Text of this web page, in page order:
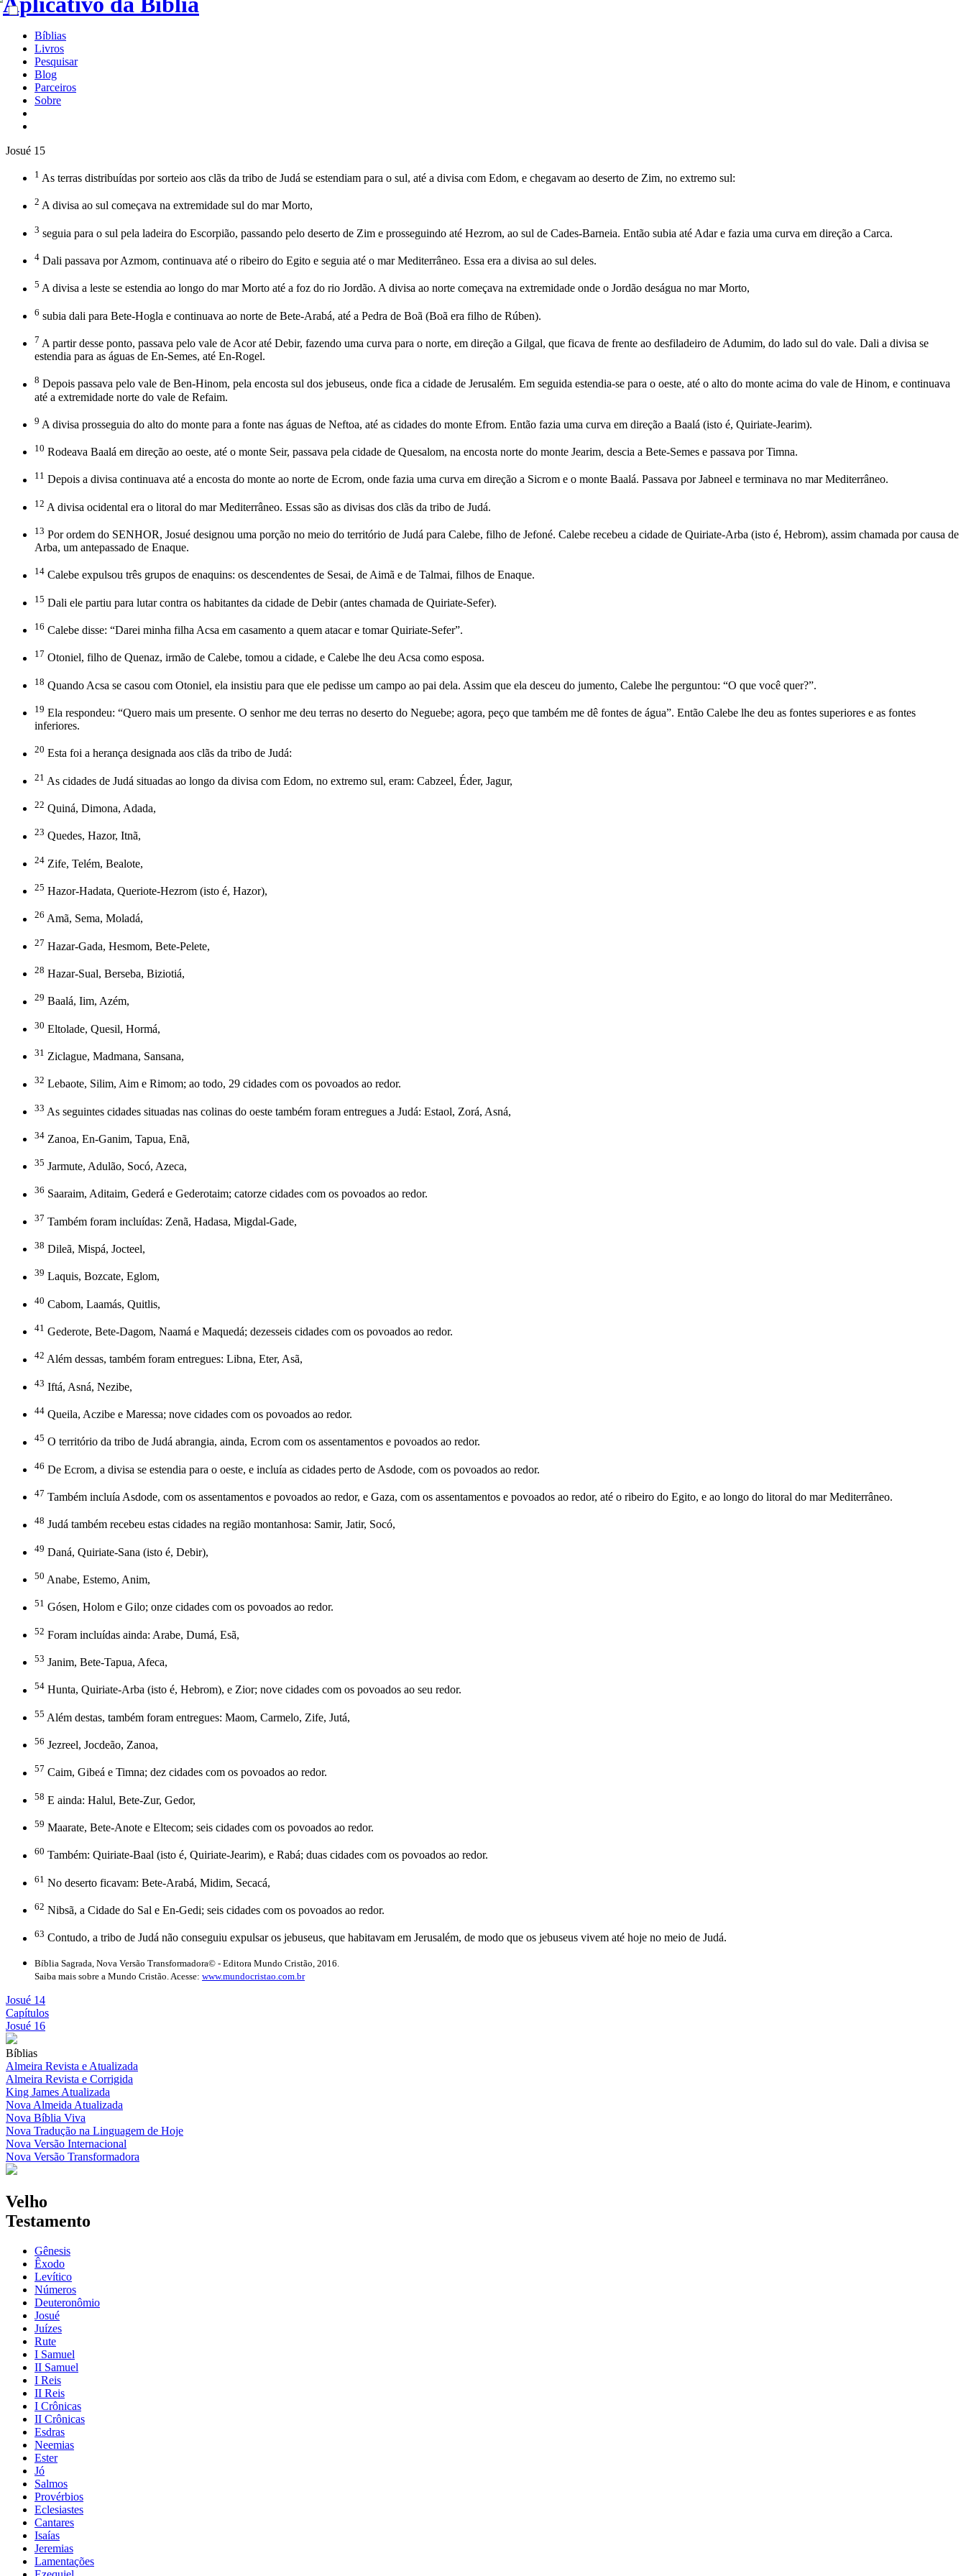
Bíblias
Livros
Pesquisar
Blog
Parceiros
Sobre
Josué 15
1 As terras distribuídas por sorteio aos clãs da tribo de Judá se estendiam para o sul, até a divisa com Edom, e chegavam ao deserto de Zim, no extremo sul:
2 A divisa ao sul começava na extremidade sul do mar Morto,
3 seguia para o sul pela ladeira do Escorpião, passando pelo deserto de Zim e prosseguindo até Hezrom, ao sul de Cades-Barneia. Então subia até Adar e fazia uma curva em direção a Carca.
4 Dali passava por Azmom, continuava até o ribeiro do Egito e seguia até o mar Mediterrâneo. Essa era a divisa ao sul deles.
5 A divisa a leste se estendia ao longo do mar Morto até a foz do rio Jordão. A divisa ao norte começava na extremidade onde o Jordão deságua no mar Morto,
6 subia dali para Bete-Hogla e continuava ao norte de Bete-Arabá, até a Pedra de Boã (Boã era filho de Rúben).
7 A partir desse ponto, passava pelo vale de Acor até Debir, fazendo uma curva para o norte, em direção a Gilgal, que ficava de frente ao desfiladeiro de Adumim, do lado sul do vale. Dali a divisa se
estendia para as águas de En-Semes, até En-Rogel.
8 Depois passava pelo vale de Ben-Hinom, pela encosta sul dos jebuseus, onde fica a cidade de Jerusalém. Em seguida estendia-se para o oeste, até o alto do monte acima do vale de Hinom, e continuava
até a extremidade norte do vale de Refaim.
9 A divisa prosseguia do alto do monte para a fonte nas águas de Neftoa, até as cidades do monte Efrom. Então fazia uma curva em direção a Baalá (isto é, Quiriate-Jearim).
10 Rodeava Baalá em direção ao oeste, até o monte Seir, passava pela cidade de Quesalom, na encosta norte do monte Jearim, descia a Bete-Semes e passava por Timna.
11 Depois a divisa continuava até a encosta do monte ao norte de Ecrom, onde fazia uma curva em direção a Sicrom e o monte Baalá. Passava por Jabneel e terminava no mar Mediterrâneo.
12 A divisa ocidental era o litoral do mar Mediterrâneo. Essas são as divisas dos clãs da tribo de Judá.
13 Por ordem do SENHOR, Josué designou uma porção no meio do território de Judá para Calebe, filho de Jefoné. Calebe recebeu a cidade de Quiriate-Arba (isto é, Hebrom), assim chamada por causa de
Arba, um antepassado de Enaque.
14 Calebe expulsou três grupos de enaquins: os descendentes de Sesai, de Aimã e de Talmai, filhos de Enaque.
15 Dali ele partiu para lutar contra os habitantes da cidade de Debir (antes chamada de Quiriate-Sefer).
16 Calebe disse: “Darei minha filha Acsa em casamento a quem atacar e tomar Quiriate-Sefer”.
17 Otoniel, filho de Quenaz, irmão de Calebe, tomou a cidade, e Calebe lhe deu Acsa como esposa.
18 Quando Acsa se casou com Otoniel, ela insistiu para que ele pedisse um campo ao pai dela. Assim que ela desceu do jumento, Calebe lhe perguntou: “O que você quer?”.
19 Ela respondeu: “Quero mais um presente. O senhor me deu terras no deserto do Neguebe; agora, peço que também me dê fontes de água”. Então Calebe lhe deu as fontes superiores e as fontes
inferiores.
20 Esta foi a herança designada aos clãs da tribo de Judá:
21 As cidades de Judá situadas ao longo da divisa com Edom, no extremo sul, eram: Cabzeel, Éder, Jagur,
22 Quiná, Dimona, Adada,
23 Quedes, Hazor, Itnã,
24 Zife, Telém, Bealote,
25 Hazor-Hadata, Queriote-Hezrom (isto é, Hazor),
26 Amã, Sema, Moladá,
27 Hazar-Gada, Hesmom, Bete-Pelete,
28 Hazar-Sual, Berseba, Biziotiá,
29 Baalá, Iim, Azém,
30 Eltolade, Quesil, Hormá,
31 Ziclague, Madmana, Sansana,
32 Lebaote, Silim, Aim e Rimom; ao todo, 29 cidades com os povoados ao redor.
33 As seguintes cidades situadas nas colinas do oeste também foram entregues a Judá: Estaol, Zorá, Asná,
34 Zanoa, En-Ganim, Tapua, Enã,
35 Jarmute, Adulão, Socó, Azeca,
36 Saaraim, Aditaim, Gederá e Gederotaim; catorze cidades com os povoados ao redor.
37 Também foram incluídas: Zenã, Hadasa, Migdal-Gade,
38 Dileã, Mispá, Jocteel,
39 Laquis, Bozcate, Eglom,
40 Cabom, Laamás, Quitlis,
41 Gederote, Bete-Dagom, Naamá e Maquedá; dezesseis cidades com os povoados ao redor.
42 Além dessas, também foram entregues: Libna, Eter, Asã,
43 Iftá, Asná, Nezibe,
44 Queila, Aczibe e Maressa; nove cidades com os povoados ao redor.
45 O território da tribo de Judá abrangia, ainda, Ecrom com os assentamentos e povoados ao redor.
46 De Ecrom, a divisa se estendia para o oeste, e incluía as cidades perto de Asdode, com os povoados ao redor.
47 Também incluía Asdode, com os assentamentos e povoados ao redor, e Gaza, com os assentamentos e povoados ao redor, até o ribeiro do Egito, e ao longo do litoral do mar Mediterrâneo.
48 Judá também recebeu estas cidades na região montanhosa: Samir, Jatir, Socó,
49 Daná, Quiriate-Sana (isto é, Debir),
50 Anabe, Estemo, Anim,
51 Gósen, Holom e Gilo; onze cidades com os povoados ao redor.
52 Foram incluídas ainda: Arabe, Dumá, Esã,
53 Janim, Bete-Tapua, Afeca,
54 Hunta, Quiriate-Arba (isto é, Hebrom), e Zior; nove cidades com os povoados ao seu redor.
55 Além destas, também foram entregues: Maom, Carmelo, Zife, Jutá,
56 Jezreel, Jocdeão, Zanoa,
57 Caim, Gibeá e Timna; dez cidades com os povoados ao redor.
58 E ainda: Halul, Bete-Zur, Gedor,
59 Maarate, Bete-Anote e Eltecom; seis cidades com os povoados ao redor.
60 Também: Quiriate-Baal (isto é, Quiriate-Jearim), e Rabá; duas cidades com os povoados ao redor.
61 No deserto ficavam: Bete-Arabá, Midim, Secacá,
62 Nibsã, a Cidade do Sal e En-Gedi; seis cidades com os povoados ao redor.
63 Contudo, a tribo de Judá não conseguiu expulsar os jebuseus, que habitavam em Jerusalém, de modo que os jebuseus vivem até hoje no meio de Judá.
Bíblia Sagrada, Nova Versão Transformadora© - Editora Mundo Cristão, 2016.
Saiba mais sobre a Mundo Cristão. Acesse: www.mundocristao.com.br
Josué 14
Capítulos
Josué 16
Bíblias
Almeira Revista e Atualizada
Almeira Revista e Corrigida
King James Atualizada
Nova Almeida Atualizada
Nova Bíblia Viva
Nova Tradução na Linguagem de Hoje
Nova Versão Internacional
Nova Versão Transformadora
Velho
Testamento
Gênesis
Êxodo
Levítico
Números
Deuteronômio
Josué
Juízes
Rute
I Samuel
II Samuel
I Reis
II Reis
I Crônicas
II Crônicas
Esdras
Neemias
Ester
Jó
Salmos
Provérbios
Eclesiastes
Cantares
Isaías
Jeremias
Lamentações